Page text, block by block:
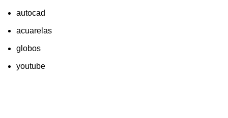
autocad
acuarelas
globos
youtube